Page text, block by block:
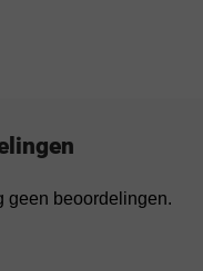
geen beoordelingen.